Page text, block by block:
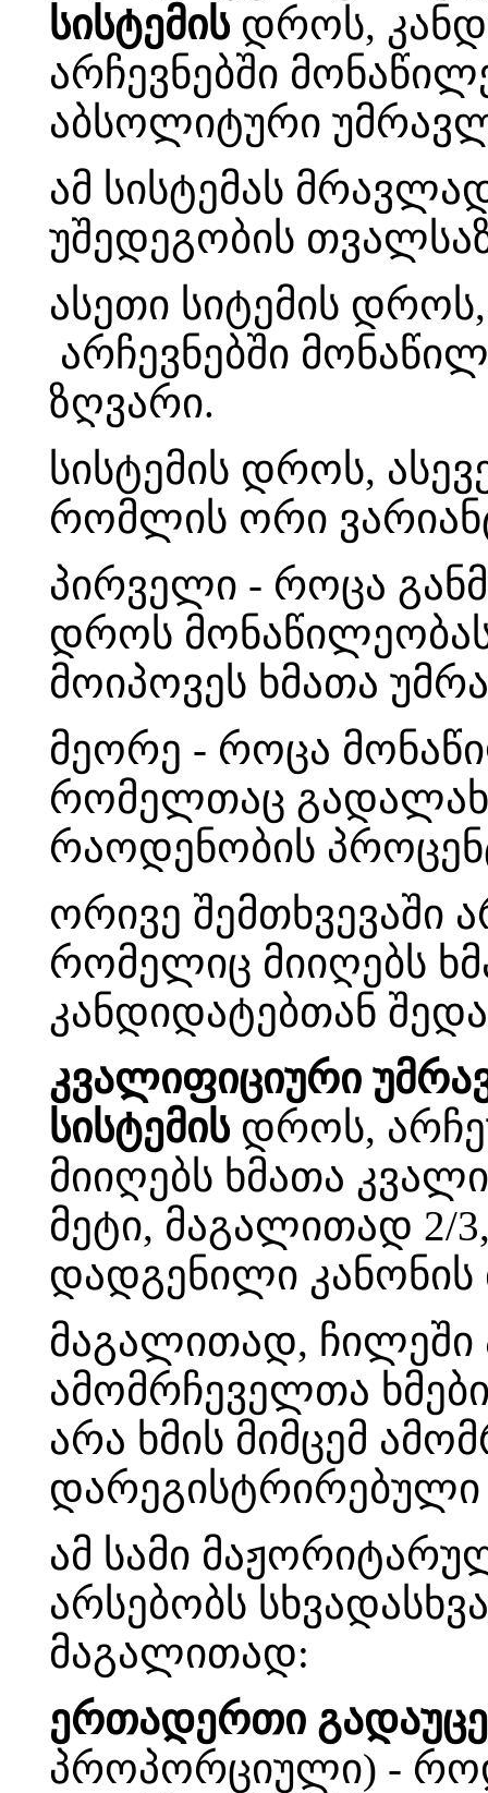
სისტემის დროს,
არჩევნებში
აბსოლიტური
ამ სისტემას
უშედეგობის
ასეთი სიტემის
არჩევნებში
ზღვარი.
სისტემის დროს,
რომლის ორი
პირველი - როცა
დროს
მოიპოვეს ხმათა
მეორე - როცა
რომელთაც
რაოდენობის
ორივე
რომელიც მიიღებს
კანდიდატებთან
კვალიფიციური
სისტემის დროს,
მიიღებს ხმათა
მეტი, მაგალითად 2/
დადგენილი
მაგალითად, ჩილეში
ამომრჩეველთა
არა ხმის მიმცემ
დარეგისტრირებული
ამ სამი
არსებობს
მაგალითად:
ერთადერთი
პროპორციული) -